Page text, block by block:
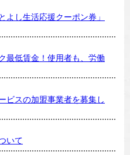
よし生活応援クーポン券」
最低賃金！使用者も、労働
ビスの加盟事業者を募集し
いて